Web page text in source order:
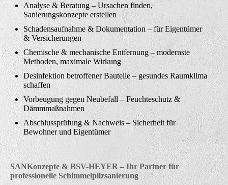
Analyse & Beratung – Ursachen finden,
Sanierungskonzepte erstellen
Schadensaufnahme & Dokumentation – für Eigentümer
& Versicherungen
Chemische & mechanische Entfernung – modernste
Methoden, maximale Wirkung
Desinfektion betroffener Bauteile – gesundes Raumklima
schaffen
Vorbeugung gegen Neubefall – Feuchteschutz &
Dämmmaßnahmen
Abschlussprüfung & Nachweis – Sicherheit für
Bewohner und Eigentümer
SANKonzepte & BSV-HEYER – Ihr Partner für
professionelle Schimmelpilzsanierung